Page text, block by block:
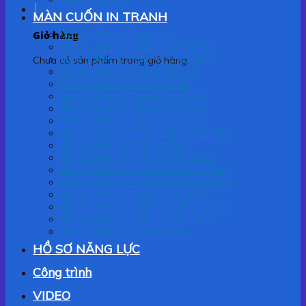
Giỏ hàng
Chưa có sản phẩm trong giỏ hàng.
MÀN CUỐN IN TRANH
MÀN CUỐN IN TRANH 3D
MÀN CUỐN IN TRANH CÔNG GIÁO
HỒ SƠ NĂNG LỰC
Công trình
VIDEO